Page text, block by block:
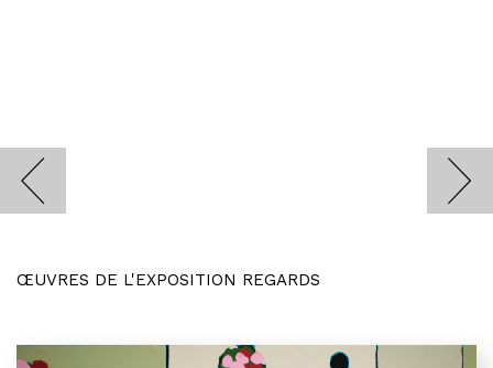
ŒUVRES DE L'EXPOSITION REGARDS